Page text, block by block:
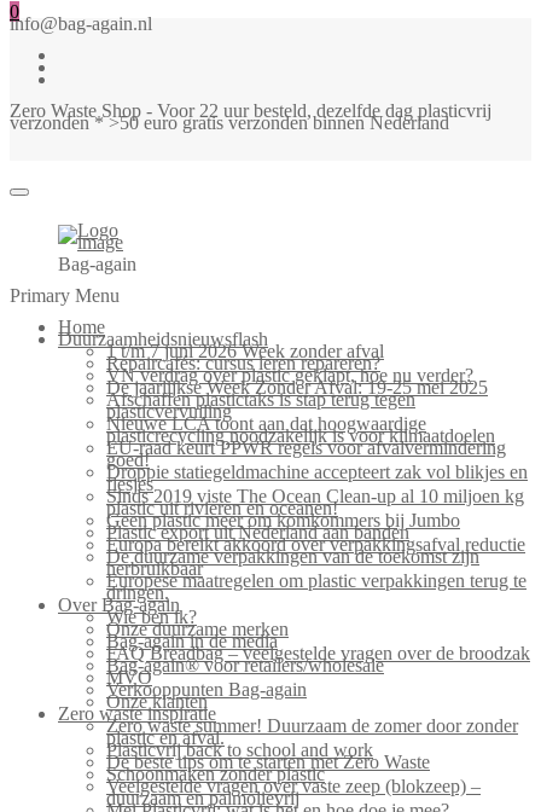
0
info@bag-again.nl
Zero Waste Shop - Voor 22 uur besteld, dezelfde dag plasticvrij
verzonden * >50 euro gratis verzonden binnen Nederland
Bag-again
Primary Menu
Home
Duurzaamheidsnieuwsflash
1 t/m 7 juni 2026 Week zonder afval
Repaircafés: cursus leren repareren?
VN verdrag over plastic geklapt, hoe nu verder?
De jaarlijkse Week Zonder Afval: 19-25 mei 2025
Afschaffen plastictaks is stap terug tegen
plasticvervuiling
Nieuwe LCA toont aan dat hoogwaardige
plasticrecycling noodzakelijk is voor klimaatdoelen
EU-raad keurt PPWR regels voor afvalvermindering
goed!
Droppie statiegeldmachine accepteert zak vol blikjes en
flesjes
Sinds 2019 viste The Ocean Clean-up al 10 miljoen kg
plastic uit rivieren en oceanen!
Geen plastic meer om komkommers bij Jumbo
Plastic export uit Nederland aan banden
Europa bereikt akkoord over verpakkingsafval reductie
De duurzame verpakkingen van de toekomst zijn
herbruikbaar
Europese maatregelen om plastic verpakkingen terug te
dringen.
Over Bag-again
Wie ben ik?
Onze duurzame merken
Bag-again in de media
FAQ Breadbag – veelgestelde vragen over de broodzak
Bag-again® voor retailers/wholesale
MVO
Verkooppunten Bag-again
Onze klanten
Zero waste inspiratie
Zero waste summer! Duurzaam de zomer door zonder
plastic en afval.
Plasticvrij back to school and work
De beste tips om te starten met Zero Waste
Schoonmaken zonder plastic
Veelgestelde vragen over vaste zeep (blokzeep) –
duurzaam en palmolievrij